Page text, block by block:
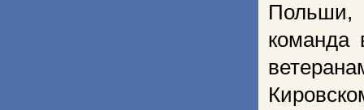
Польши,
команда